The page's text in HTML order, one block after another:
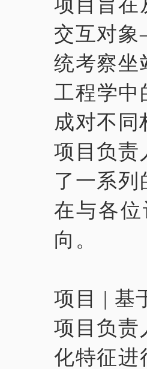
交互对
统考察坐
工程学中
成对不同
项目负责
了一系
在与各
向。
项目 | 基
项目负责
化特征进